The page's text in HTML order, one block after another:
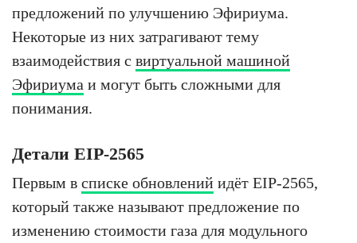
предложений по улучшению Эфириума.
Некоторые из них затрагивают тему
взаимодействия с виртуальной машиной
Эфириума и могут быть сложными для
понимания.
Детали EIP-2565
Первым в списке обновлений идёт EIP-2565,
который также называют предложение по
изменению стоимости газа для модульного